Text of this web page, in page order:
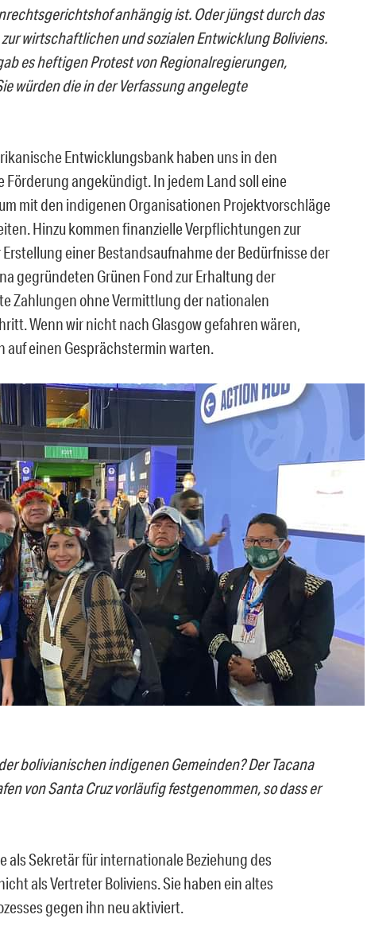
anhängig ist. Oder jüngst durch das
wirtschaftlichen und sozialen Entwicklung Boliviens.
es heftigen Protest von Regionalregierungen,
würden die in der Verfassung angelegte
Entwicklungsbank haben uns in den
angekündigt. In jedem Land soll eine
mit den indigenen Organisationen Projektvorschläge
Hinzu kommen finanzielle Verpflichtungen zur
einer Bestandsaufnahme der Bedürfnisse der
gegründeten Grünen Fond zur Erhaltung der
Zahlungen ohne Vermittlung der nationalen
Wenn wir nicht nach Glasgow gefahren wären,
einen Gesprächstermin warten.
bolivianischen indigenen Gemeinden? Der Tacana
von Santa Cruz vorläufig festgenommen, so dass er
als Sekretär für internationale Beziehung des
als Vertreter Boliviens. Sie haben ein altes
gegen ihn neu aktiviert.